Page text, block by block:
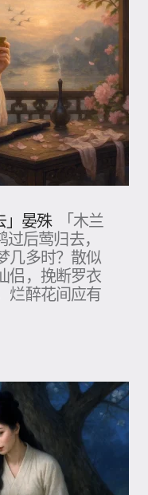
」晏殊
「木兰
后莺归去，
几多时？散似
侣，挽断罗衣
烂醉花间应有